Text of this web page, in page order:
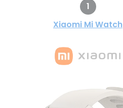
1
Xiaomi Mi Watch